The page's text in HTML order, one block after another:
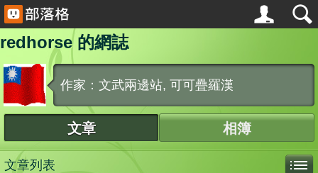
redhorse 的網誌
作家：文武兩邊站, 可可疊羅漢
文章 相簿
文章列表